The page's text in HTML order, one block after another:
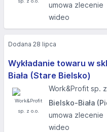
umowa zlecenie
wideo
Wykładanie towaru w
Biała (Stare Bielsko)
Work&Profit sp.
Bielsko-Biała
umowa zlecenie
wideo
Dodana 28 lipca